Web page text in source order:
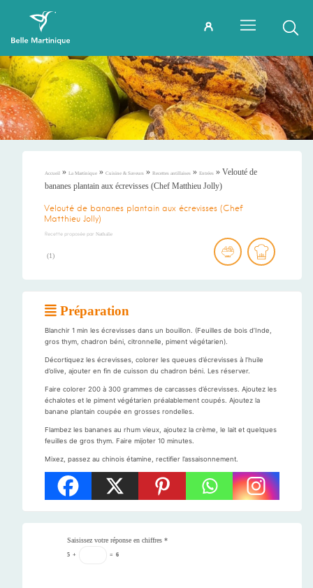
Accueil » La Martinique » Cuisine & Saveurs » Recettes antillaises » Entrées » Velouté de
bananes plantain aux écrevisses (Chef Matthieu Jolly)
Velouté de bananes plantain aux écrevisses (Chef
Matthieu Jolly)
Recette proposée par Nathalie
(1)
Préparation
Blanchir 1 min les écrevisses dans un bouillon. (Feuilles de bois d’Inde,
gros thym, chadron béni, citronnelle, piment végétarien).
Décortiquez les écrevisses, colorer les queues d’écrevisses à l’huile
d’olive, ajouter en fin de cuisson du chadron béni. Les réserver.
Faire colorer 200 à 300 grammes de carcasses d’écrevisses. Ajoutez les
échalotes et le piment végétarien préalablement coupés. Ajoutez la
banane plantain coupée en grosses rondelles.
Flambez les bananes au rhum vieux, ajoutez la crème, le lait et quelques
feuilles de gros thym. Faire mijoter 10 minutes.
Mixez, passez au chinois étamine, rectifier l’assaisonnement.
Saisissez votre réponse en chiffres *
5 + = 6